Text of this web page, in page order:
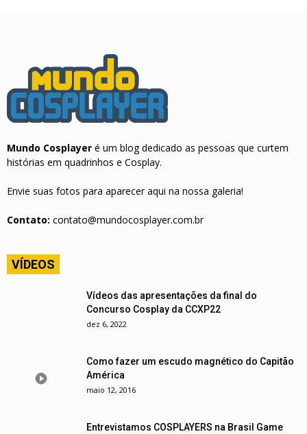
Mundo Cosplayer é um blog dedicado as pessoas que curtem
histórias em quadrinhos e Cosplay.
Envie suas fotos para aparecer aqui na nossa galeria!
Contato: contato@mundocosplayer.com.br
VÍDEOS
Vídeos das apresentações da final do
Concurso Cosplay da CCXP22
dez 6, 2022
Como fazer um escudo magnético do Capitão
América
maio 12, 2016
Entrevistamos COSPLAYERS na Brasil Game